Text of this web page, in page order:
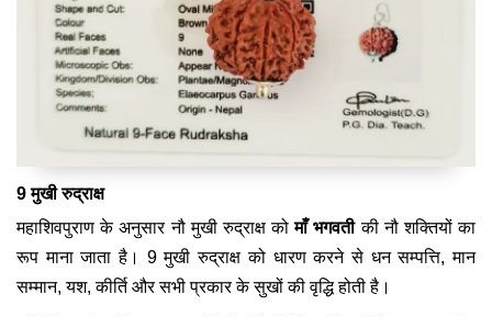
9 मुखी रुद्राक्ष
महाशिवपुराण के अनुसार नौ मुखी रुद्राक्ष कोमाँ भगवतीकी नौ शक्तियों का
रूप माना जाता है। 9 मुखी रुद्राक्ष को धारण करने से धन सम्पत्ति, मान
सम्मान, यश, कीर्ति और सभी प्रकार के सुखों की वृद्धि होती है।